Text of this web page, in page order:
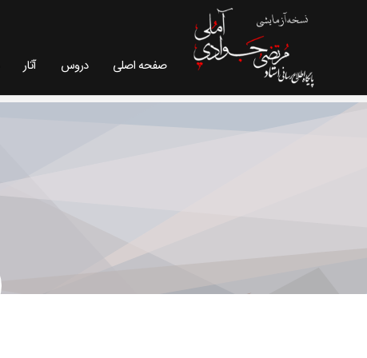
صفحه اصلی دروس آثار
ارتباط با ما - سایت استاد مرتضی جوادی آملی